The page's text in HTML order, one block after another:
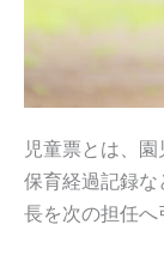
児童票とは、
保育経過記録
長を次の担任へ